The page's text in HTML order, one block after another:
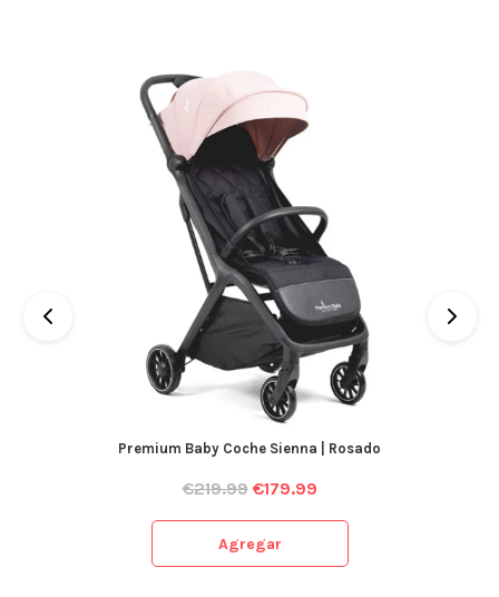
Premium Baby Coche Sienna | Rosado
€219.99 €179.99
Agregar